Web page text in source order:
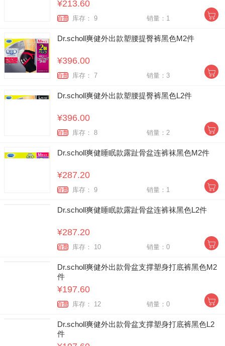
¥213.60
自营 库存： 9 销量：1
Dr.scholl爽健外出款塑腰提臀裤黑色M2件
¥396.00
自营 库存： 7 销量：3
Dr.scholl爽健外出款塑腰提臀裤黑色L2件
¥396.00
自营 库存： 8 销量：2
Dr.scholl爽健睡眠款露趾骨盆连裤袜黑色M2件
¥287.20
自营 库存： 9 销量：1
Dr.scholl爽健睡眠款露趾骨盆连裤袜黑色L2件
¥287.20
自营 库存： 10 销量：0
Dr.scholl爽健外出款骨盆支撑塑身打底裤黑色M2
件
¥197.60
自营 库存： 12 销量：0
Dr.scholl爽健外出款骨盆支撑塑身打底裤黑色L2
件